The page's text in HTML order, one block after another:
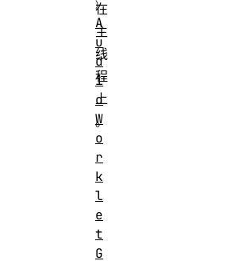
在
主
线
程
上
。
A
u
d
i
o
W
o
r
k
l
e
t
G